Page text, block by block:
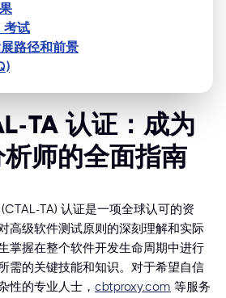
考试
路径和前景
TA 认证：成为
师的全面指南
TA) 认证是一项全球认可的资
高级软件测试原则的深刻理解和实际
掌握在整个软件开发生命周期中进行
需的关键技能和知识。对于希望自信
性的专业人士， cbtproxy.com 等服务